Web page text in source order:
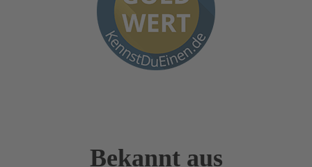
Bekannt aus